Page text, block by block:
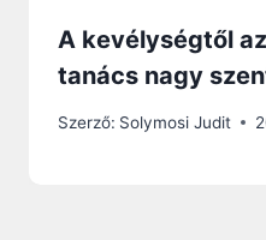
A kevélységtől
tanács nagy
Szerző: Solymosi Judit